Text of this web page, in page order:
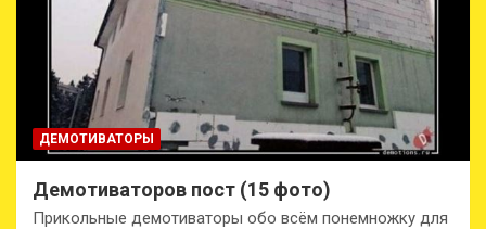
ДЕМОТИВАТОРЫ
Демотиваторов пост (15 фото)
Прикольные демотиваторы обо всём понемножку для